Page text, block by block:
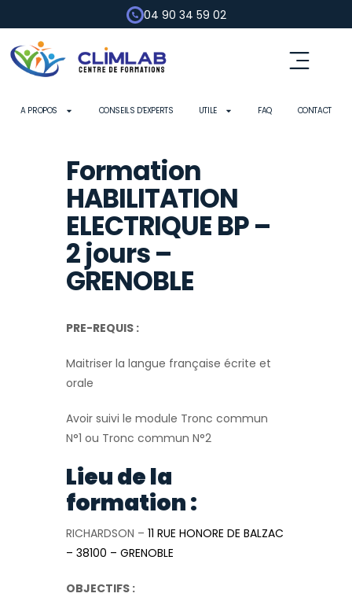
04 90 34 59 02
A PROPOS CONSEILS D’EXPERTS UTILE FAQ CONTACT
Formation
HABILITATION
ELECTRIQUE BP –
2 jours –
GRENOBLE
PRE-REQUIS :
Maitriser la langue française écrite et
orale
Avoir suivi le module Tronc commun
N°1 ou Tronc commun N°2
Lieu de la
formation :
RICHARDSON – 11 RUE HONORE DE BALZAC
– 38100 – GRENOBLE
OBJECTIFS :